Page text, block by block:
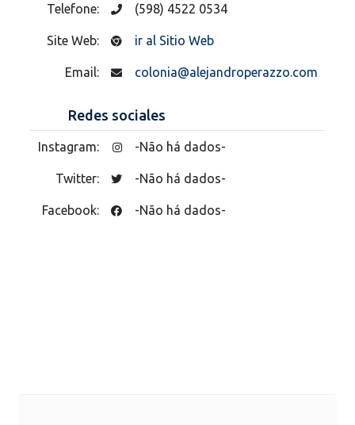
Telefone: (598) 4522 0534
Site Web: ir al Sitio Web
Email: colonia@alejandroperazzo.com
Redes sociales
Instagram: -Não há dados-
Twitter: -Não há dados-
Facebook: -Não há dados-